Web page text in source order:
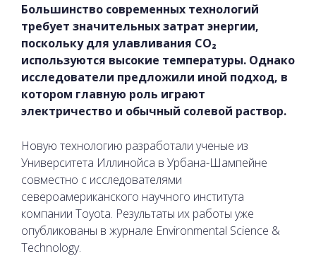
Большинство современных технологий
требует значительных затрат энергии,
поскольку для улавливания CO₂
используются высокие температуры. Однако
исследователи предложили иной подход, в
котором главную роль играют
электричество и обычный солевой раствор.
Новую технологию разработали ученые из
Университета Иллинойса в Урбана-Шампейне
совместно с исследователями
североамериканского научного института
компании Toyota. Результаты их работы уже
опубликованы в журнале Environmental Science &
Technology.